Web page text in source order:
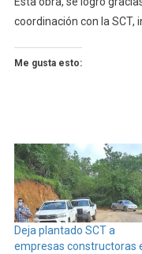
coordinación con la SCT,
Me gusta esto:
Deja plantado SCT a
empresas constructoras